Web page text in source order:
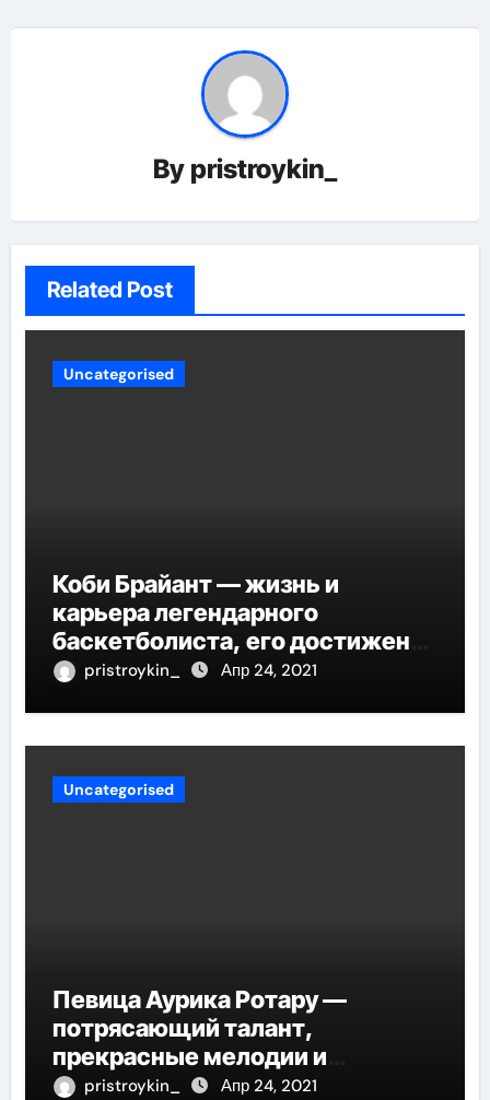
By pristroykin_
Related Post
Uncategorised
Коби Брайант — жизнь и
карьера легендарного
баскетболиста, его достижения
и наследие
pristroykin_ Апр 24, 2021
Uncategorised
Певица Аурика Ротару —
потрясающий талант,
прекрасные мелодии и
интересные моменты из её
pristroykin_ Апр 24, 2021